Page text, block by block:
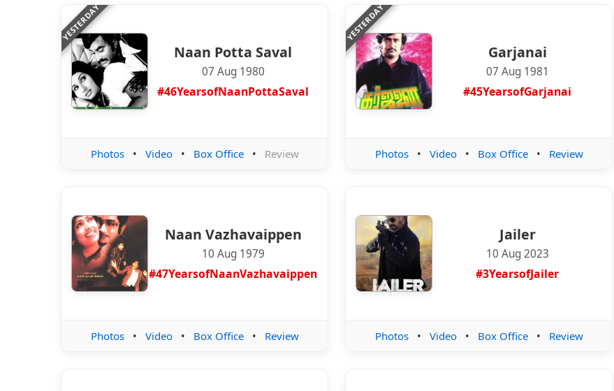
YESTERDAY
Naan Potta Saval
07 Aug 1980
#46YearsofNaanPottaSaval
Photos • Video • Box Office • Review
YESTERDAY
Garjanai
07 Aug 1981
#45YearsofGarjanai
Photos • Video • Box Office • Review
Naan Vazhavaippen
10 Aug 1979
#47YearsofNaanVazhavaippen
Photos • Video • Box Office • Review
Jailer
10 Aug 2023
#3YearsofJailer
Photos • Video • Box Office • Review